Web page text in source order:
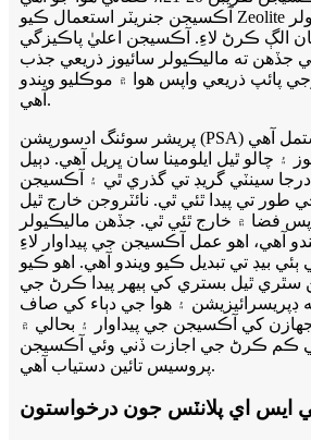
آڪسيجن جنريٽر استعمال ڪيو Zeolite ماليڪيولر sieves
الڳ ڪرڻ لاءِ. آڪسيجن اعليٰ پاڪيزگي
جڏهن ته ماليڪيولر سائيوز ذريعي جذب
پائپ ذريعي واپس هوا ۾ موڪليو ويندو
آهي.
پريشر سوئنگ ادسورپشن (PSA) عمل ٻن ويسلن تي مشتمل آھي
۽ چالو ٿيل ايلومينا سان ڀريل آھي. دٻيل
هوا هڪ برتن مان 30 درجا سينٽي گريڊ تي گذري ٿي ۽ آڪسيجن
طور تي پيدا ٿئي ٿي. نائٽروجن خارج ٿيل
فضا ۾ خارج ٿئي ٿي. جڏهن ماليڪيولر
آهي، اهو عمل آڪسيجن جي پيداوار لاءِ
ٻئي بيڊ تي تبديل ڪيو ويندو آهي. اهو ڪيو
سٿري ٿيل بستري کي ٻيهر پيدا ڪرڻ جي
ڊپريسرائيزيشن ۽ هوا جي دٻاء کي صاف
کي آڪسيجن جي پيداوار ۽ بحالي ۾
ڪم ڪرڻ جي اجازت ڏني وئي آڪسيجن
پروسيس تائين دستياب آهي.
ايس اي پلانٽس جون درخواستون